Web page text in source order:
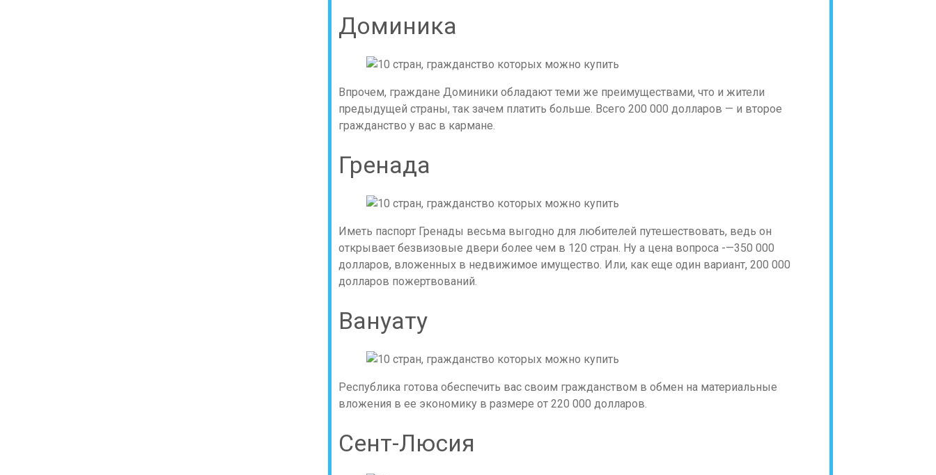
Доминика
Впрочем, граждане Доминики обладают теми же преимуществами, что и жители
предыдущей страны, так зачем платить больше. Всего 200 000 долларов — и второе
гражданство у вас в кармане.
Гренада
Иметь паспорт Гренады весьма выгодно для любителей путешествовать, ведь он
открывает безвизовые двери более чем в 120 стран. Ну а цена вопроса -—350 000
долларов, вложенных в недвижимое имущество. Или, как еще один вариант, 200 000
долларов пожертвований.
Вануату
Республика готова обеспечить вас своим гражданством в обмен на материальные
вложения в ее экономику в размере от 220 000 долларов.
Сент-Люсия